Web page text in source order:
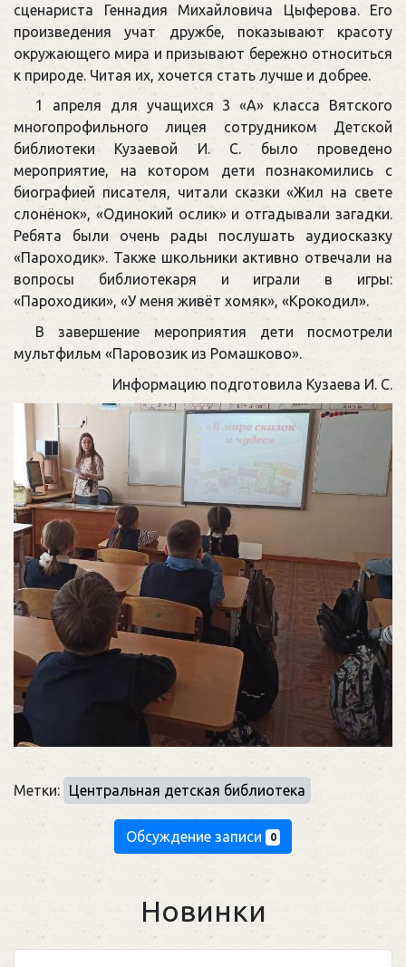
сценариста Геннадия Михайловича Цыферова. Его
произведения учат дружбе, показывают красоту
окружающего мира и призывают бережно относиться
к природе. Читая их, хочется стать лучше и добрее.
1 апреля для учащихся 3 «А» класса Вятского
многопрофильного лицея сотрудником Детской
библиотеки Кузаевой И. С. было проведено
мероприятие, на котором дети познакомились с
биографией писателя, читали сказки «Жил на свете
слонёнок», «Одинокий ослик» и отгадывали загадки.
Ребята были очень рады послушать аудиосказку
«Пароходик». Также школьники активно отвечали на
вопросы библиотекаря и играли в игры:
«Пароходики», «У меня живёт хомяк», «Крокодил».
В завершение мероприятия дети посмотрели
мультфильм «Паровозик из Ромашково».
Информацию подготовила Кузаева И. С.
Метки: Центральная детская библиотека
Обсуждение записи 0
Новинки